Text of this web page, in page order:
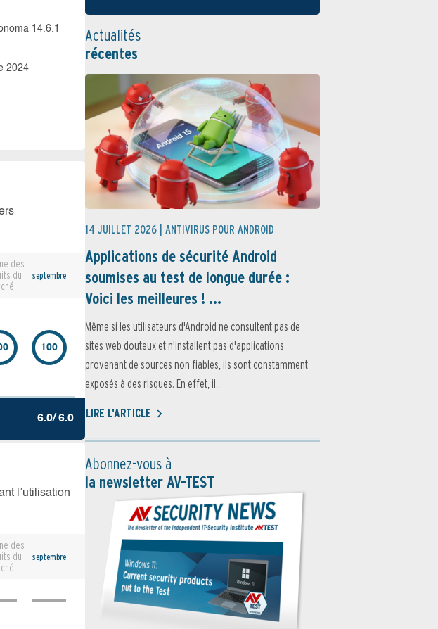
14.6.1
2024
des
du
septembre
100
6.0/ 6.0
l’utilisation
des
du
septembre
Actualités
récentes
14 JUILLET 2026 | ANTIVIRUS POUR ANDROID
Applications de sécurité Android
soumises au test de longue durée :
Voici les meilleures ! ...
Même si les utilisateurs d'Android ne consultent pas de
sites web douteux et n'installent pas d'applications
provenant de sources non fiables, ils sont constamment
exposés à des risques. En effet, il...
LIRE L'ARTICLE
Abonnez-vous à
la newsletter AV-TEST